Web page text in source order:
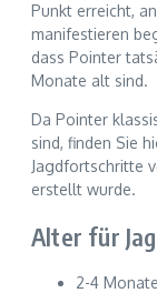
Punkt erreicht,
manifestieren
dass Pointer
Monate alt sind.
Da Pointer
sind, finden Sie
Jagdfortschritte
erstellt wurde.
Alter für
2-4